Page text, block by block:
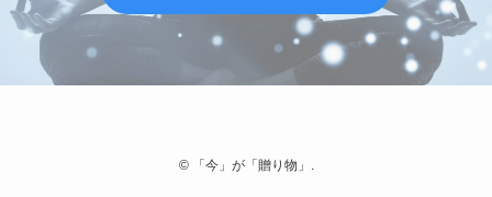
©「今」が「贈り物」.